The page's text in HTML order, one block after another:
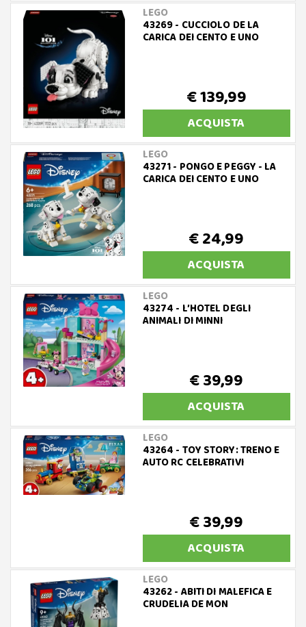
LEGO
43269 - CUCCIOLO DE LA
CARICA DEI CENTO E UNO
€ 139,99
ACQUISTA
LEGO
43271 - PONGO E PEGGY - LA
CARICA DEI CENTO E UNO
€ 24,99
ACQUISTA
LEGO
43274 - L’HOTEL DEGLI
ANIMALI DI MINNI
€ 39,99
ACQUISTA
LEGO
43264 - TOY STORY: TRENO E
AUTO RC CELEBRATIVI
€ 39,99
ACQUISTA
LEGO
43262 - ABITI DI MALEFICA E
CRUDELIA DE MON